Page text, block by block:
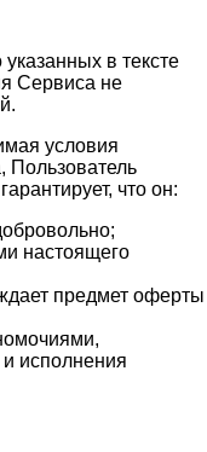
в тексте
Сервиса не
условия
Пользователь
что он:
настоящего
предмет оферты
исполнения